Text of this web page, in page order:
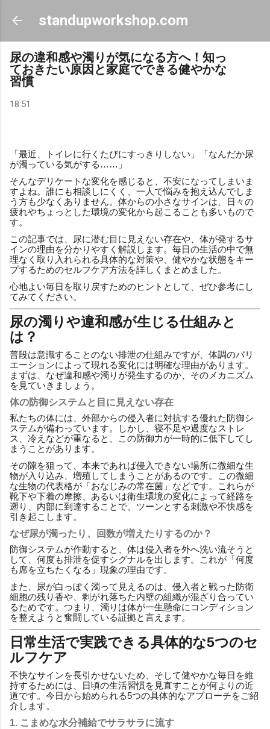
スキップしてメイン コンテンツに移動
standupworkshop.com
尿の違和感や濁りが気になる方へ！知っ
ておきたい原因と家庭でできる健やかな
習慣
18:51
「最近、トイレに行くたびにすっきりしない」「なんだか尿
が濁っている気がする……」
そんなデリケートな変化を感じると、不安になってしまいま
すよね。誰にも相談しにくく、一人で悩みを抱え込んでしま
う方も少なくありません。体からの小さなサインは、日々の
疲れやちょっとした環境の変化から起こることも多いもので
す。
この記事では、尿に潜む目に見えない存在や、体が発するサ
インの理由を分かりやすく解説します。毎日の生活の中で無
理なく取り入れられる具体的な対策や、健やかな状態をキー
プするためのセルフケア方法を詳しくまとめました。
心地よい毎日を取り戻すためのヒントとして、ぜひ参考にし
てみてください。
尿の濁りや違和感が生じる仕組みと
は？
普段は意識することのない排泄の仕組みですが、体調のバリ
エーションによって現れる変化には明確な理由があります。
まずは、なぜ違和感や濁りが発生するのか、そのメカニズム
を見ていきましょう。
体の防御システムと目に見えない存在
私たちの体には、外部からの侵入者に対抗する優れた防御シ
ステムが備わっています。しかし、寝不足や過度なストレ
ス、冷えなどが重なると、この防御力が一時的に低下してし
まうことがあります。
その隙を狙って、本来であれば侵入できない場所に微細な生
物が入り込み、増殖してしまうことがあるのです。この微細
な生物の代表格が「おなじみの常在菌」などです。これらが
靴下や下着の摩擦、あるいは衛生環境の変化によって経路を
遡り、内部に到達することで、ツーンとする刺激や不快感を
引き起こします。
なぜ尿が濁ったり、回数が増えたりするのか？
防御システムが作動すると、体は侵入者を外へ洗い流そうと
して、何度も排泄を促すシグナルを出します。これが「何度
も席を立ちたくなる」現象の理由です。
また、尿が白っぽく濁って見えるのは、侵入者と戦った防衛
細胞の残り香や、剥がれ落ちた内壁の組織が混ざり合ってい
るためです。つまり、濁りは体が一生懸命にコンディション
を整えようと奮闘している証拠と言えます。
日常生活で実践できる具体的な5つのセ
ルフケア
不快なサインを長引かせないため、そして健やかな毎日を維
持するためには、日頃の生活習慣を見直すことが何よりの近
道です。今日から始められる5つの具体的なアプローチをご紹
介します。
1. こまめな水分補給でサラサラに流す